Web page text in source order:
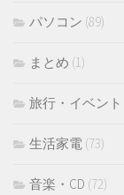
パソコン (89)
まとめ (1)
旅行・イベント
生活家電 (73)
音楽・CD (72)